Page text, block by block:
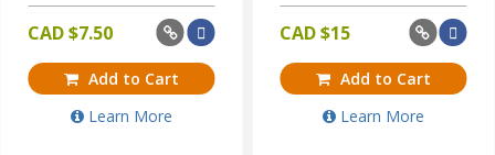
CAD $7.50
Add to Cart
Learn More
CAD $15
Add to Cart
Learn More